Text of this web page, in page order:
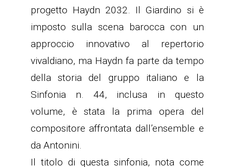
progetto Haydn 2032. Il Giardino si è
imposto sulla scena barocca con un
approccio innovativo al repertorio
vivaldiano, ma Haydn fa parte da tempo
della storia del gruppo italiano e la
Sinfonia n. 44, inclusa in questo
volume, è stata la prima opera del
compositore affrontata dall’ensemble e
da Antonini.
Il titolo di questa sinfonia, nota come